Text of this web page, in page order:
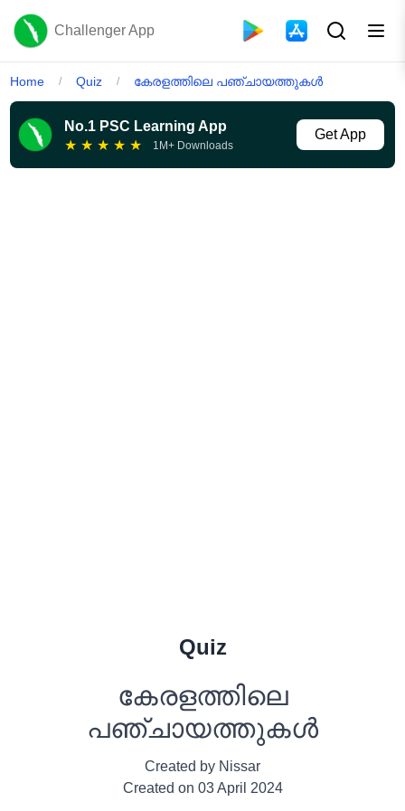
Challenger App
Home / Quiz / കേരളത്തിലെ പഞ്ചായത്തുകൾ
No.1 PSC Learning App
★ ★ ★ ★ ★ 1M+ Downloads
Get App
Quiz
കേരളത്തിലെ
പഞ്ചായത്തുകൾ
Created by Nissar
Created on 03 April 2024